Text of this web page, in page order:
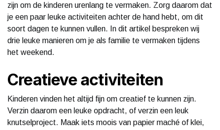
zijn om de kinderen urenlang te vermaken. Zorg daarom dat
je een paar leuke activiteiten achter de hand hebt, om dit
soort dagen te kunnen vullen. In dit artikel bespreken wij
drie leuke manieren om je als familie te vermaken tijdens
het weekend.
Creatieve activiteiten
Kinderen vinden het altijd fijn om creatief te kunnen zijn.
Verzin daarom een leuke opdracht, of verzin een leuk
knutselproject. Maak iets moois van papier maché of klei,